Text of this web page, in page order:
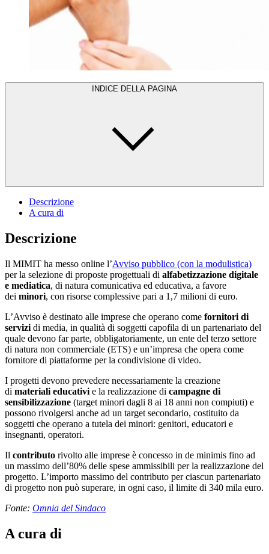
INDICE DELLA PAGINA
Descrizione
A cura di
Descrizione
Il MIMIT ha messo online l’Avviso pubblico (con la modulistica)
per la selezione di proposte progettuali di alfabetizzazione digitale
e mediatica, di natura comunicativa ed educativa, a favore
dei minori, con risorse complessive pari a 1,7 milioni di euro.
L’Avviso è destinato alle imprese che operano come fornitori di
servizi di media, in qualità di soggetti capofila di un partenariato del
quale devono far parte, obbligatoriamente, un ente del terzo settore
di natura non commerciale (ETS) e un’impresa che opera come
fornitore di piattaforme per la condivisione di video.
I progetti devono prevedere necessariamente la creazione
di materiali educativi e la realizzazione di campagne di
sensibilizzazione (target minori dagli 8 ai 18 anni non compiuti) e
possono rivolgersi anche ad un target secondario, costituito da
soggetti che operano a tutela dei minori: genitori, educatori e
insegnanti, operatori.
Il contributo rivolto alle imprese è concesso in de minimis fino ad
un massimo dell’80% delle spese ammissibili per la realizzazione del
progetto. L’importo massimo del contributo per ciascun partenariato
di progetto non può superare, in ogni caso, il limite di 340 mila euro.
Fonte: Omnia del Sindaco
A cura di